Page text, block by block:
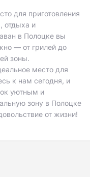
для приготовления
отдыха и
в Полоцке вы
— от грилей до
зоны.
место для
к нам сегодня, и
уютным и
зону в Полоцке
от жизни!